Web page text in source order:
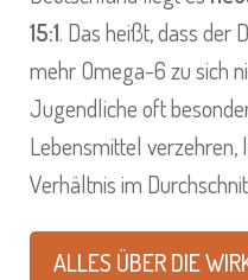
15:1. Das heißt, dass der
mehr Omega-6 zu sich
Jugendliche oft
Lebensmittel
Verhältnis im
ALLES ÜBER DIE